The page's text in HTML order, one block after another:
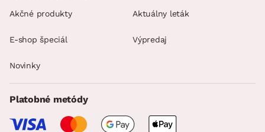
Akčné produkty Aktuálny leták
E-shop špeciál Výpredaj
Novinky
Platobné metódy